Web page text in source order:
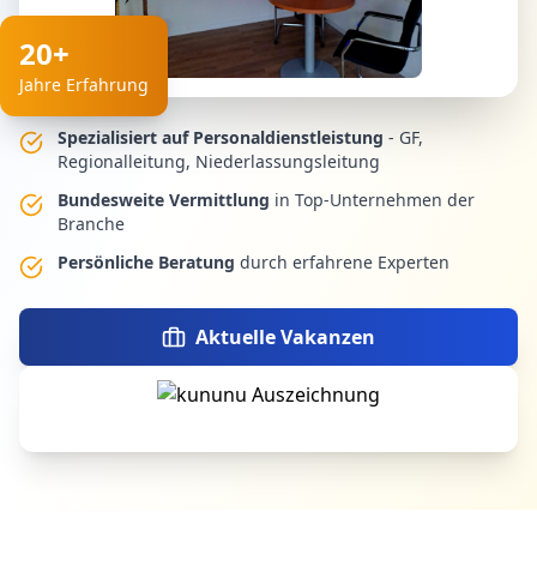
20+
Jahre Erfahrung
Spezialisiert auf Personaldienstleistung - GF,
Regionalleitung, Niederlassungsleitung
Bundesweite Vermittlung in Top-Unternehmen der
Branche
Persönliche Beratung durch erfahrene Experten
Aktuelle Vakanzen